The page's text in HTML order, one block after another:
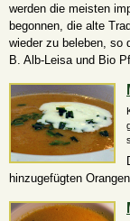
werden die meisten
begonnen, die alte
wieder zu beleben, so
B. Alb-Leisa und Bio
hinzugefügten